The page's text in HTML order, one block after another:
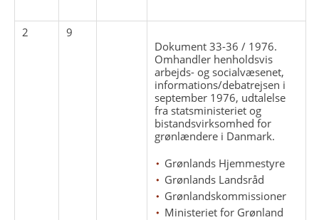
2
9
Dokument 33-36 / 1976.
Omhandler henholdsvis
arbejds- og socialvæsenet,
informations/debatrejsen i
september 1976, udtalelse
fra statsministeriet og
bistandsvirksomhed for
grønlændere i Danmark.
Grønlands Hjemmestyre
Grønlands Landsråd
Grønlandskommissioner
Ministeriet for Grønland